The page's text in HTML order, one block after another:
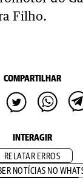
Filho.
COMPARTILHAR
INTERAGIR
RELATAR ERROS
NOTÍCIAS NO